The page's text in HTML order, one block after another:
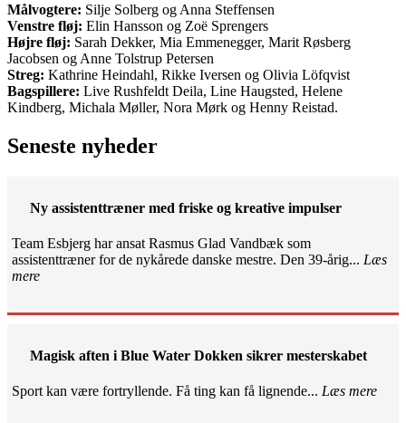
Målvogtere: Silje Solberg og Anna Steffensen
Venstre fløj: Elin Hansson og Zoë Sprengers
Højre fløj: Sarah Dekker, Mia Emmenegger, Marit Røsberg
Jacobsen og Anne Tolstrup Petersen
Streg: Kathrine Heindahl, Rikke Iversen og Olivia Löfqvist
Bagspillere: Live Rushfeldt Deila, Line Haugsted, Helene
Kindberg, Michala Møller, Nora Mørk og Henny Reistad.
Seneste nyheder
Ny assistenttræner med friske og kreative impulser
Team Esbjerg har ansat Rasmus Glad Vandbæk som
assistenttræner for de nykårede danske mestre. Den 39-årig... Læs
mere
Magisk aften i Blue Water Dokken sikrer mesterskabet
Sport kan være fortryllende. Få ting kan få lignende... Læs mere